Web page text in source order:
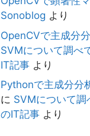
Sonoblog より
OpenCVで主成分
SVMについて調べ
IT記事 より
Pythonで主成分分
に SVMについて
のIT記事 より